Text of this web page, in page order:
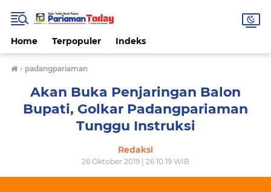
Home Terpopuler Indeks
› padangpariaman
Akan Buka Penjaringan Balon
Bupati, Golkar Padangpariaman
Tunggu Instruksi
Redaksi
26 Oktober 2019 | 26.10.19 WIB